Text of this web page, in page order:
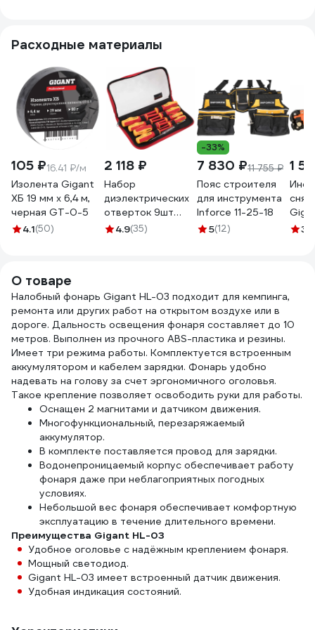
Расходные материалы
105 ₽16.41 ₽/м
Изолента Gigant
ХБ 19 мм х 6,4 м,
черная GT-0-5
4.1(50)
2 118 ₽
Набор
диэлектрических
отверток 9шт
Gigant GBSD-5
4.9(35)
-33%
7 830 ₽11 755 ₽
Пояс строителя
для инструмента
Inforce 11-25-18
5(12)
1
GEP
3.8
О товаре
Налобный фонарь Gigant HL-03 подходит для кемпинга,
ремонта или других работ на открытом воздухе или в
дороге. Дальность освещения фонаря составляет до 10
метров. Выполнен из прочного ABS-пластика и резины.
Имеет три режима работы. Комплектуется встроенным
аккумулятором и кабелем зарядки. Фонарь удобно
надевать на голову за счет эргономичного оголовья.
Такое крепление позволяет освободить руки для работы.
Оснащен 2 магнитами и датчиком движения.
Многофункциональный, перезаряжаемый
аккумулятор.
В комплекте поставляется провод для зарядки.
Водонепроницаемый корпус обеспечивает работу
фонаря даже при неблагоприятных погодных
условиях.
Небольшой вес фонаря обеспечивает комфортную
эксплуатацию в течение длительного времени.
Преимущества Gigant HL-03
Удобное оголовье с надёжным креплением фонаря.
Мощный светодиод.
Gigant HL-03 имеет встроенный датчик движения.
Удобная индикация состояний.